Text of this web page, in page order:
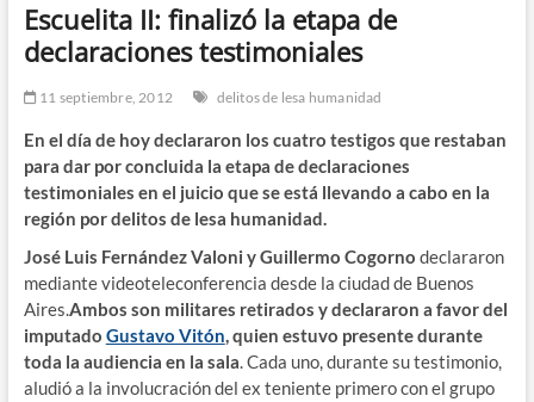
ú
Escuelita II: finalizó la etapa de
declaraciones testimoniales
11 septiembre, 2012 delitos de lesa humanidad
En el día de hoy declararon los cuatro testigos que restaban
para dar por concluida la etapa de declaraciones
testimoniales en el juicio que se está llevando a cabo en la
región por delitos de lesa humanidad.
José Luis Fernández Valoni y Guillermo Cogorno declararon
mediante videoteleconferencia desde la ciudad de Buenos
Aires.Ambos son militares retirados y declararon a favor del
imputado Gustavo Vitón, quien estuvo presente durante
toda la audiencia en la sala. Cada uno, durante su testimonio,
aludió a la involucración del ex teniente primero con el grupo